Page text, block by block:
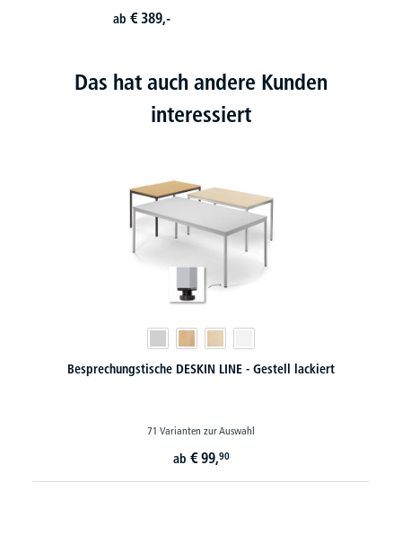
ab€ 389,-
Das hat auch andere Kunden
interessiert
LINE - Gestell lackiert Besprechungs- und